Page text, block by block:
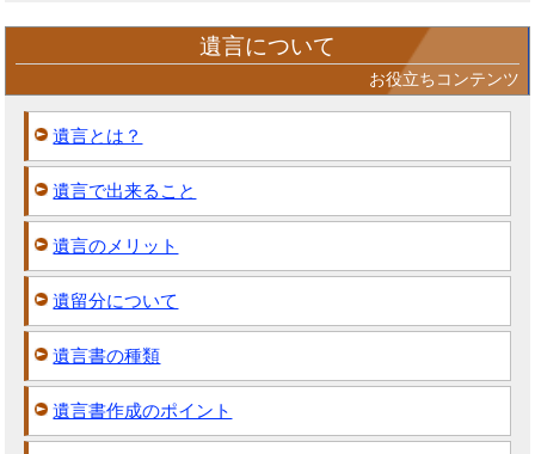
遺言について
お役立ちコンテンツ
遺言とは？
遺言で出来ること
遺言のメリット
遺留分について
遺言書の種類
遺言書作成のポイント